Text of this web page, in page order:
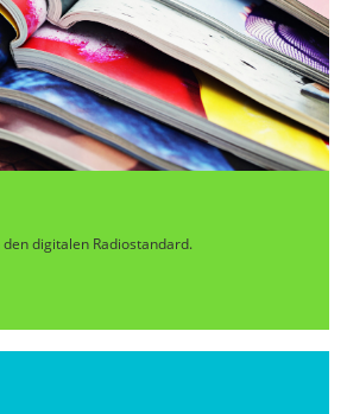
digitalen Radiostandard.